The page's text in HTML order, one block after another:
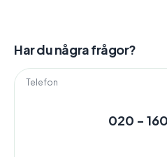
Har du några frågor?
Telefon
020 -